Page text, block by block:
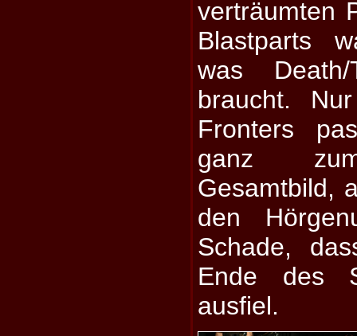
verträumten
Blastparts
was
braucht.
Fronters
ganz
Gesamtbild,
den
Schade,
Ende des
ausfiel.